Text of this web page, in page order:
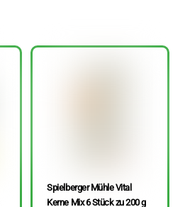
Spielberger Mühle Vital
Kerne Mix 6 Stück zu 200 g